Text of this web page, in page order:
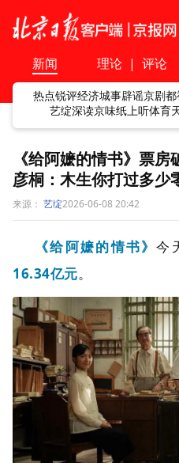
新闻 理论 | 评论
热点锐评经济城事辟谣京剧
艺绽深读京味纸上听体育
《给阿嬷的情书》票
彦桐：木生你打过多少
来源： 艺绽2026-06-08 20:42
《给阿嬷的情书》今
16.34亿元。